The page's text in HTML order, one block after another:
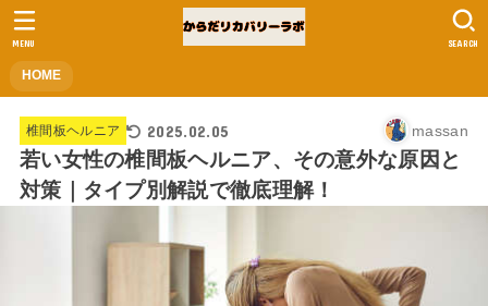
HOME
SEARCH
MENU
椎間板ヘルニア 2025.02.05 massan
若い女性の椎間板ヘルニア、その意外な原因と
対策｜タイプ別解説で徹底理解！